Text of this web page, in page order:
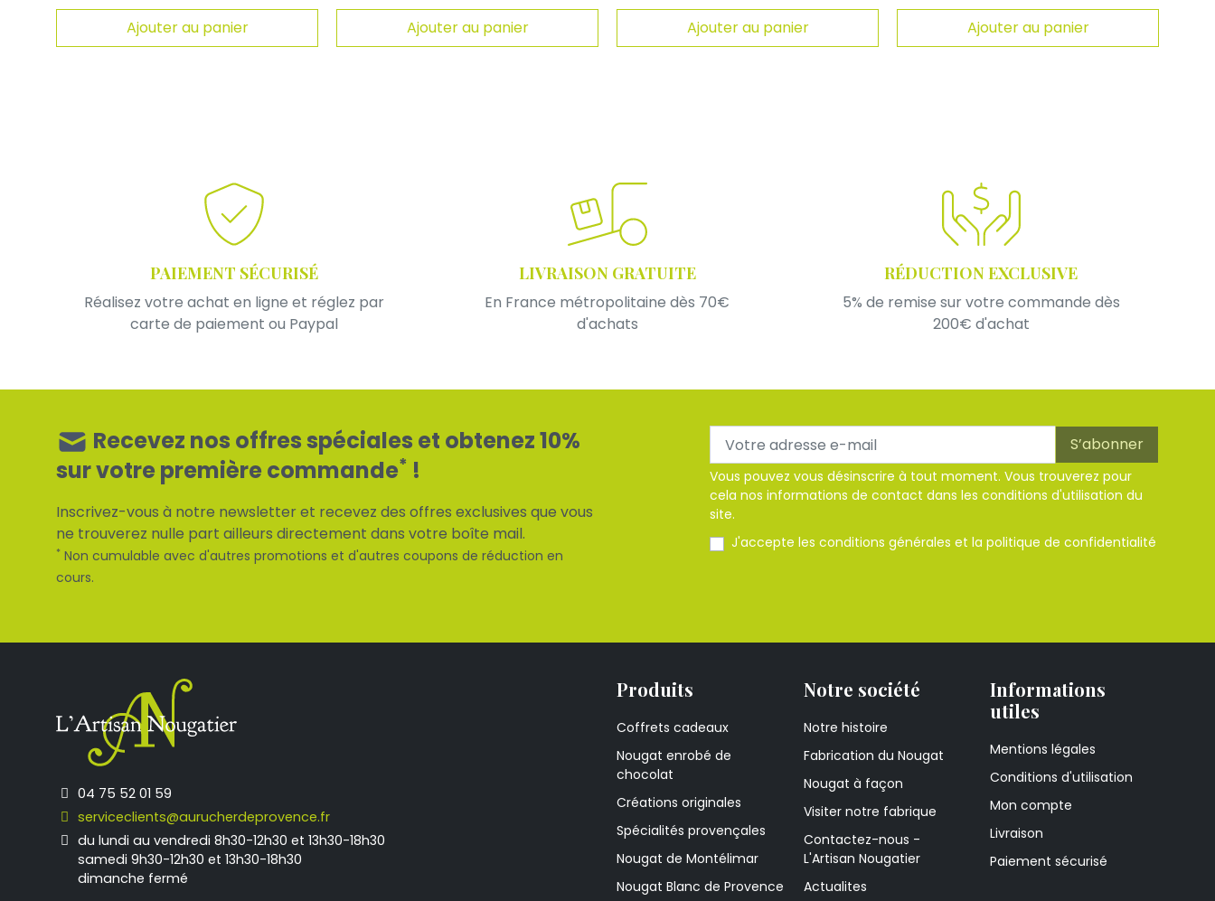
Ajouter au panier Ajouter au panier Ajouter au panier Ajouter au panier
PAIEMENT SÉCURISÉ
Réalisez votre achat en ligne et réglez par
carte de paiement ou Paypal
LIVRAISON GRATUITE
En France métropolitaine dès 70€
d'achats
RÉDUCTION EXCLUSIVE
5% de remise sur votre commande dès
200€ d'achat
Recevez nos offres spéciales et obtenez 10%
sur votre première commande* !
Inscrivez-vous à notre newsletter et recevez des offres exclusives que vous
ne trouverez nulle part ailleurs directement dans votre boîte mail.
* Non cumulable avec d'autres promotions et d'autres coupons de réduction en
cours.
Vous pouvez vous désinscrire à tout moment. Vous trouverez pour
cela nos informations de contact dans les conditions d'utilisation du
site.
J'accepte lesconditions générales et lapolitique de confidentialité
04 75 52 01 59
serviceclients@aurucherdeprovence.fr
du lundi au vendredi 8h30-12h30 et 13h30-18h30
samedi 9h30-12h30 et 13h30-18h30
dimanche fermé
Produits
Coffrets cadeaux
Nougat enrobé de
chocolat
Créations originales
Spécialités provençales
Nougat de Montélimar
Nougat Blanc de Provence
Notre société
Notre histoire
Fabrication du Nougat
Nougat à façon
Visiter notre fabrique
Contactez-nous -
L'Artisan Nougatier
Actualites
Informations
utiles
Mentions légales
Conditions d'utilisation
Mon compte
Livraison
Paiement sécurisé